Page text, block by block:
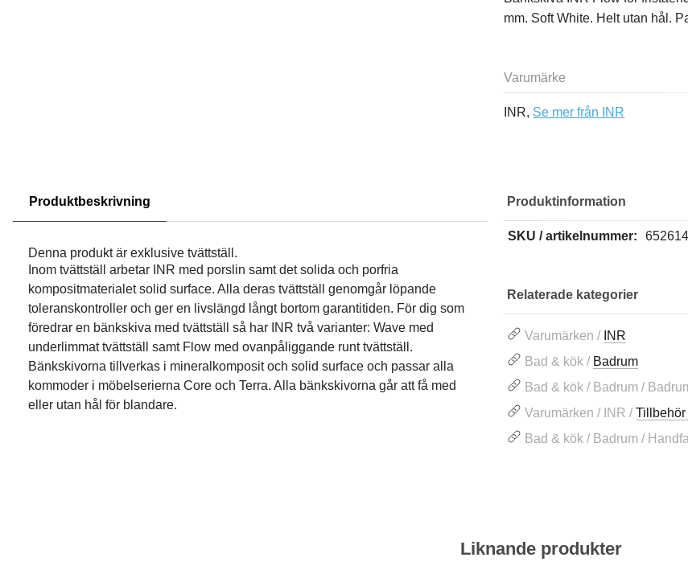
mm. Soft White. Helt utan hål.
Varumärke
INR, Se mer från INR
Produktbeskrivning
Denna produkt är exklusive tvättställ.
Inom tvättställ arbetar INR med porslin samt det solida och porfria
kompositmaterialet solid surface. Alla deras tvättställ genomgår löpande
toleranskontroller och ger en livslängd långt bortom garantitiden. För dig som
föredrar en bänkskiva med tvättställ så har INR två varianter: Wave med
underlimmat tvättställ samt Flow med ovanpåliggande runt tvättställ.
Bänkskivorna tillverkas i mineralkomposit och solid surface och passar alla
kommoder i möbelserierna Core och Terra. Alla bänkskivorna går att få med
eller utan hål för blandare.
Produktinformation
SKU / artikelnummer:
Relaterade kategorier
Varumärken / INR
Bad & kök / Badrum
Bad & kök / Badrum /
Varumärken / INR /
Bad & kök / Badrum /
Liknande produkter